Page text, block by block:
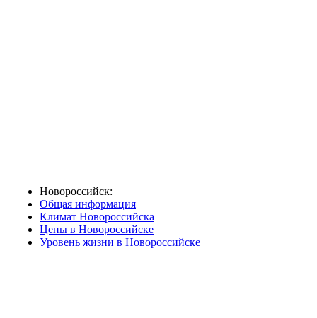
Новороссийск:
Общая информация
Климат Новороссийска
Цены в Новороссийске
Уровень жизни в Новороссийске